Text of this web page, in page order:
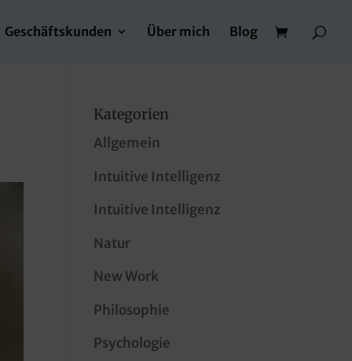
Geschäftskunden Über mich Blog
Kategorien
Allgemein
Intuitive Intelligenz
Intuitive Intelligenz
Natur
New Work
Philosophie
Psychologie